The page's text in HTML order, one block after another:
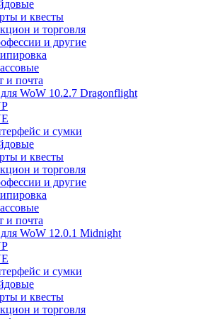
и квесты
и торговля
и другие
и почта
WoW 10.2.7 Dragonflight
и сумки
и квесты
и торговля
и другие
и почта
WoW 12.0.1 Midnight
и сумки
и квесты
и торговля